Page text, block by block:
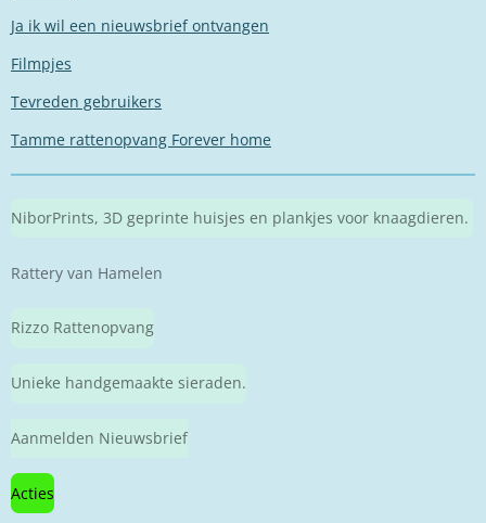
Ja ik wil een nieuwsbrief ontvangen
Filmpjes
Tevreden gebruikers
Tamme rattenopvang Forever home
NiborPrints, 3D geprinte huisjes en plankjes voor knaagdieren.
Rattery van Hamelen
Rizzo Rattenopvang
Unieke handgemaakte sieraden.
Aanmelden Nieuwsbrief
Acties